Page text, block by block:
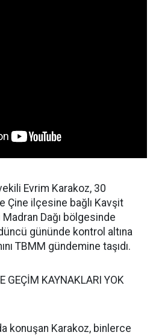
Evrim Karakoz, 30
Çine ilçesine bağlı Kavşit
Madran Dağı bölgesinde
gününde kontrol altına
TBMM gündemine taşıdı.
GEÇİM KAYNAKLARI YOK
konuşan Karakoz, binlerce